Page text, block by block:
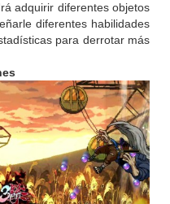
adquirir diferentes objetos
diferentes habilidades
para derrotar más